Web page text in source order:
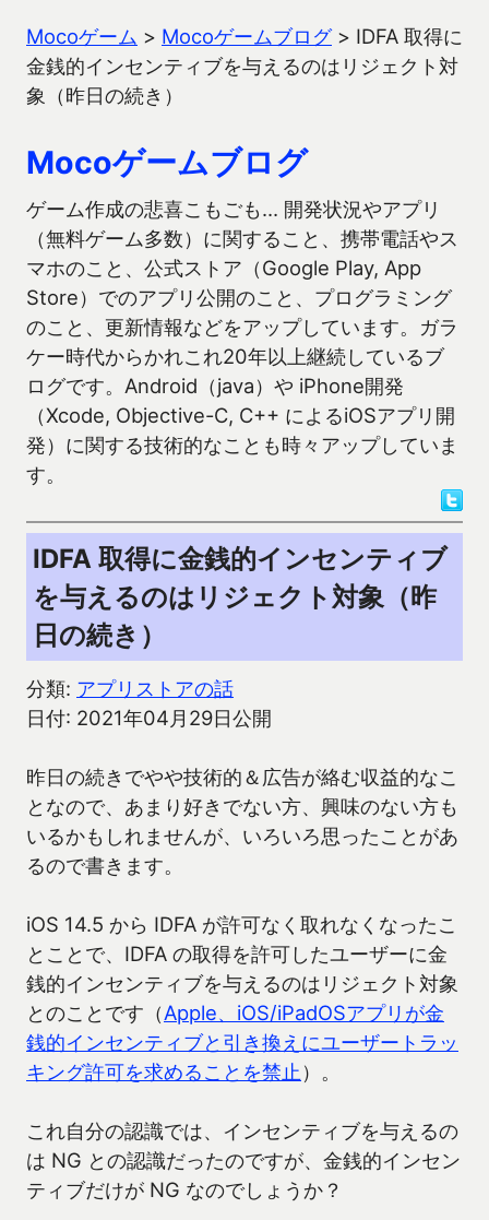
Mocoゲーム > Mocoゲームブログ> IDFA 取得に
金銭的インセンティブを与えるのはリジェクト対
象（昨日の続き）
Mocoゲームブログ
ゲーム作成の悲喜こもごも… 開発状況やアプリ
（無料ゲーム多数）に関すること、携帯電話やス
マホのこと、公式ストア（Google Play, App
Store）でのアプリ公開のこと、プログラミング
のこと、更新情報などをアップしています。ガラ
ケー時代からかれこれ20年以上継続しているブ
ログです。Android（java）や iPhone開発
（Xcode, Objective-C, C++ によるiOSアプリ開
発）に関する技術的なことも時々アップしていま
す。
IDFA 取得に金銭的インセンティブ
を与えるのはリジェクト対象（昨
日の続き）
分類: アプリストアの話
日付: 2021年04月29日公開
昨日の続きでやや技術的＆広告が絡む収益的なこ
となので、あまり好きでない方、興味のない方も
いるかもしれませんが、いろいろ思ったことがあ
るので書きます。
iOS 14.5 から IDFA が許可なく取れなくなったこ
とことで、IDFA の取得を許可したユーザーに金
銭的インセンティブを与えるのはリジェクト対象
とのことです（Apple、iOS/iPadOSアプリが金
銭的インセンティブと引き換えにユーザートラッ
キング許可を求めることを禁止 ）。
これ自分の認識では、インセンティブを与えるの
は NG との認識だったのですが、金銭的インセン
ティブだけが NG なのでしょうか？